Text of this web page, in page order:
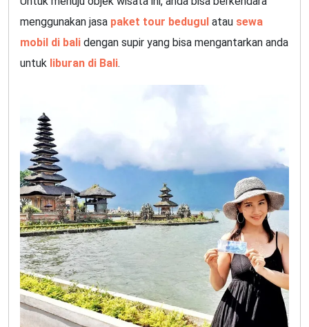
menggunakan jasa paket tour bedugul atau sewa
mobil di bali dengan supir yang bisa mengantarkan anda
untuk liburan di Bali.